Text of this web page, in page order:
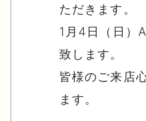
ただきます。
1月4日（日）
致します。
皆様のご来店
ます。